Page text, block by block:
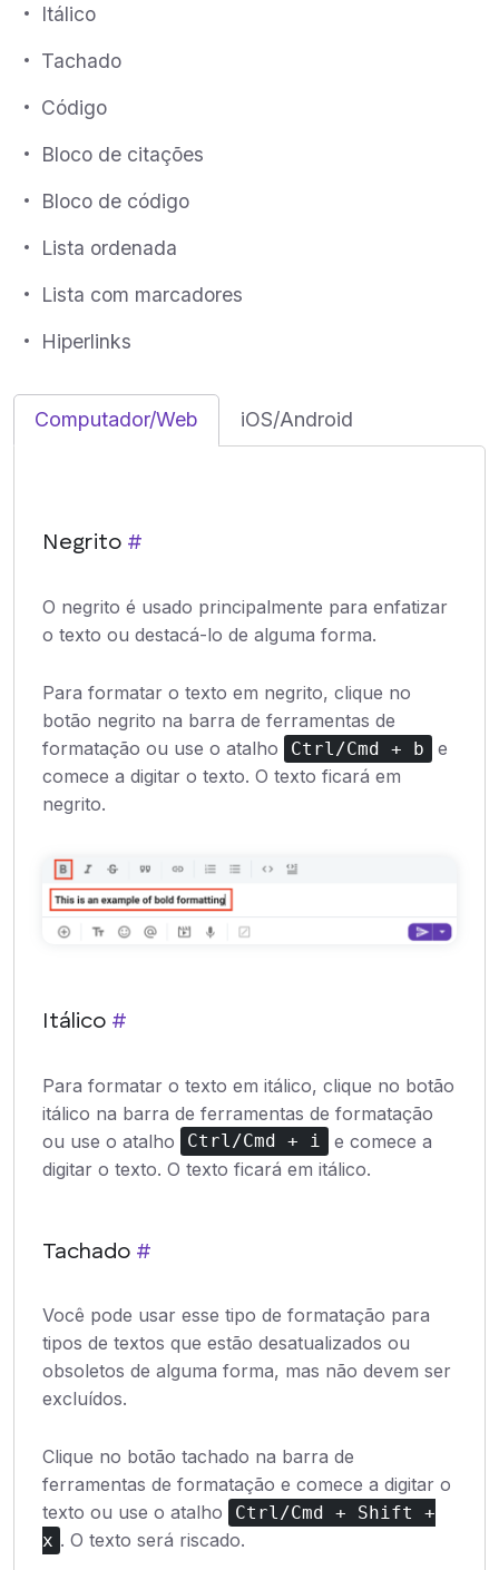
Itálico
Tachado
Código
Bloco de citações
Bloco de código
Lista ordenada
Lista com marcadores
Hiperlinks
Computador/Web iOS/Android
Negrito #
O negrito é usado principalmente para enfatizar
o texto ou destacá-lo de alguma forma.
Para formatar o texto em negrito, clique no
botão negrito na barra de ferramentas de
formatação ou use o atalho
Ctrl/Cmd + b
e
comece a digitar o texto. O texto ficará em
negrito.
Itálico #
Para formatar o texto em itálico, clique no botão
itálico na barra de ferramentas de formatação
ou use o atalho
Ctrl/Cmd + i
e comece a
digitar o texto. O texto ficará em itálico.
Tachado #
Você pode usar esse tipo de formatação para
tipos de textos que estão desatualizados ou
obsoletos de alguma forma, mas não devem ser
excluídos.
Clique no botão tachado na barra de
ferramentas de formatação e comece a digitar o
texto ou use o atalho
Ctrl/Cmd + Shift +
x . O texto será riscado.